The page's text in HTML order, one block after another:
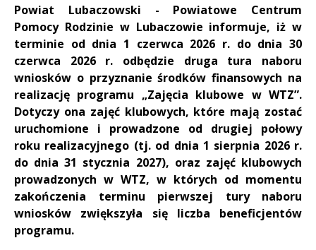
Treść
Powiat Lubaczowski - Powiatowe Centrum
Pomocy Rodzinie w Lubaczowie informuje, iż w
terminie od dnia 1 czerwca 2026 r. do dnia 30
czerwca 2026 r. odbędzie druga tura naboru
wniosków o przyznanie środków finansowych na
realizację programu „Zajęcia klubowe w WTZ”.
Dotyczy ona zajęć klubowych, które mają zostać
uruchomione i prowadzone od drugiej połowy
roku realizacyjnego (tj. od dnia 1 sierpnia 2026 r.
do dnia 31 stycznia 2027), oraz zajęć klubowych
prowadzonych w WTZ, w których od momentu
zakończenia terminu pierwszej tury naboru
wniosków zwiększyła się liczba beneficjentów
programu.